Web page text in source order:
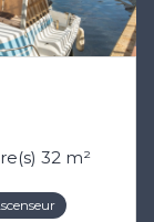
Appartement 2 pièce(s) 1 chambre(s) 32 m²